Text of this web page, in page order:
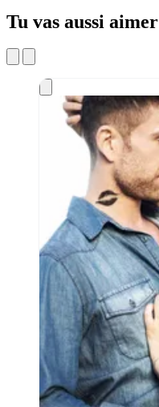
Tu vas aussi aimer